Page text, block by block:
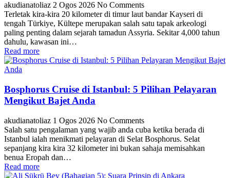
akudianatoliaz 2 Ogos 2026 No Comments
Terletak kira-kira 20 kilometer di timur laut bandar Kayseri di
tengah Türkiye, Kültepe merupakan salah satu tapak arkeologi
paling penting dalam sejarah tamadun Assyria. Sekitar 4,000 tahun
dahulu, kawasan ini…
Read more
Bosphorus Cruise di Istanbul: 5 Pilihan Pelayaran
Mengikut Bajet Anda
akudianatoliaz 1 Ogos 2026 No Comments
Salah satu pengalaman yang wajib anda cuba ketika berada di
Istanbul ialah menikmati pelayaran di Selat Bosphorus. Selat
sepanjang kira kira 32 kilometer ini bukan sahaja memisahkan
benua Eropah dan…
Read more